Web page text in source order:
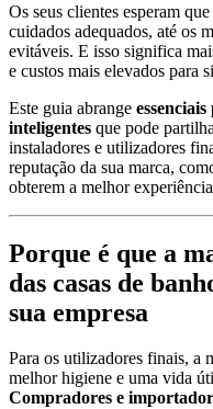
Os seus clientes esperam
cuidados adequados, até os
evitáveis. E isso significa
e custos mais elevados para
Este guia abrange
inteligentes que pode
instaladores e utilizadores
reputação da sua marca,
obterem a melhor
Porque é que a
das casas de
sua empresa
Para os utilizadores finais, a
melhor higiene e uma vida
Compradores e